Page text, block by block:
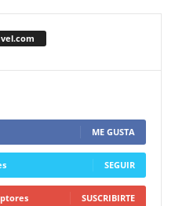
ME GUSTA
SEGUIR
SUSCRIBIRTE